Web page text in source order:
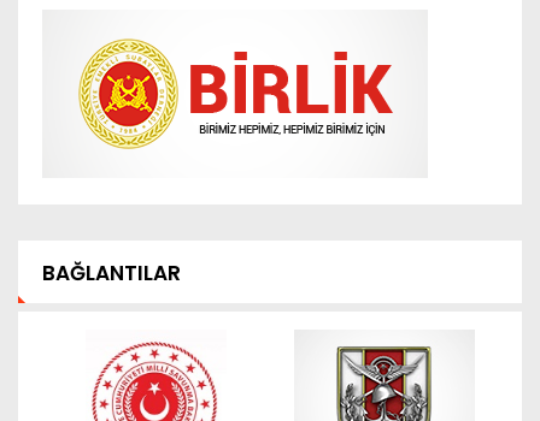
BAĞLANTILAR